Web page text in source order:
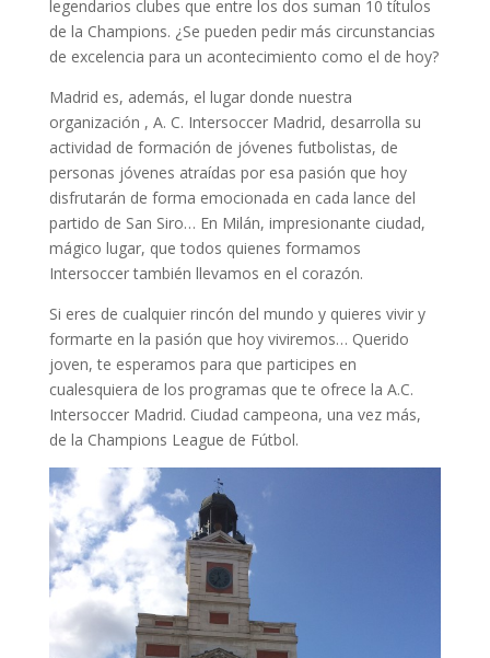
legendarios clubes que entre los dos suman 10 títulos
de la Champions. ¿Se pueden pedir más circunstancias
de excelencia para un acontecimiento como el de hoy?
Madrid es, además, el lugar donde nuestra
organización , A. C. Intersoccer Madrid, desarrolla su
actividad de formación de jóvenes futbolistas, de
personas jóvenes atraídas por esa pasión que hoy
disfrutarán de forma emocionada en cada lance del
partido de San Siro… En Milán, impresionante ciudad,
mágico lugar, que todos quienes formamos
Intersoccer también llevamos en el corazón.
Si eres de cualquier rincón del mundo y quieres vivir y
formarte en la pasión que hoy viviremos… Querido
joven, te esperamos para que participes en
cualesquiera de los programas que te ofrece la A.C.
Intersoccer Madrid. Ciudad campeona, una vez más,
de la Champions League de Fútbol.